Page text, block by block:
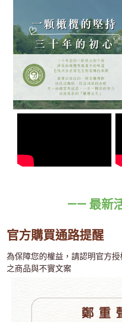
—— 最新
官方購買通路提醒
為保障您的權益，請認明官方
之商品與不實文案